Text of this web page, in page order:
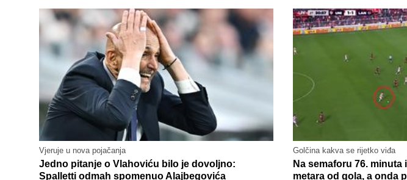
Vjeruje u nova pojačanja
Jedno pitanje o Vlahoviću bilo je dovoljno:
Spalletti odmah spomenuo Alajbegovića
Golčina kakva se rijetko viđa
Na semaforu 76. minuta
metara od gola, a onda